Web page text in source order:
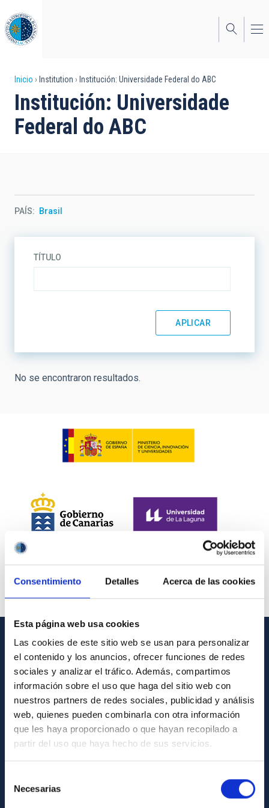
Consentimiento Detalles Acerca de las cookies
Esta página web usa cookies
Las cookies de este sitio web se usan para personalizar
el contenido y los anuncios, ofrecer funciones de redes
sociales y analizar el tráfico. Además, compartimos
información sobre el uso que haga del sitio web con
nuestros partners de redes sociales, publicidad y análisis
web, quienes pueden combinarla con otra información
que les haya proporcionado o que hayan recopilado a
partir del uso que haya hecho de sus servicios.
Necesarias
al
contenido
principal
Sobrescribir
enlaces
de
navegación
Inicio Institution Institución: Universidade Federal do ABC
Institución: Universidade
Federal do ABC
PAÍS Brasil
TÍTULO
No se encontraron resultados.
INFORMACIÓN GENERAL
Contacto
Cómo llegar al IAC
Directorio de personal
Biblioteca
Registro general
INFORMACIÓN INSTITUCIONAL